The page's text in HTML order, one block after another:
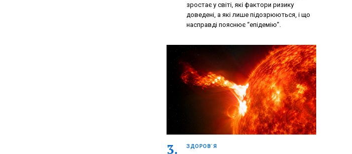
зростає у світі, які фактори ризику
доведені, а які лише підозрюються, і що
насправді пояснює “епідемію”.
ЗДОРОВ`Я